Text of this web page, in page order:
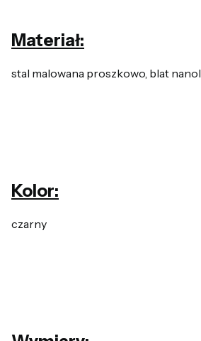
Materiał:
stal malowana proszkowo, blat
Kolor:
czarny